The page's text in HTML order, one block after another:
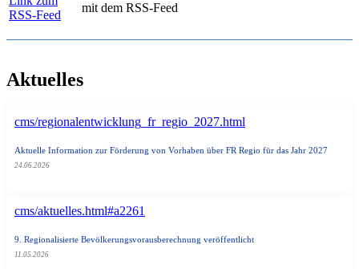
mit dem RSS-Feed
Aktuelles
cms/regionalentwicklung_fr_regio_2027.html
Aktuelle Information zur Förderung von Vorhaben über FR Regio für das Jahr 2027
24.06.2026
cms/aktuelles.html#a2261
9. Regionalisierte Bevölkerungsvorausberechnung veröffentlicht
11.05.2026